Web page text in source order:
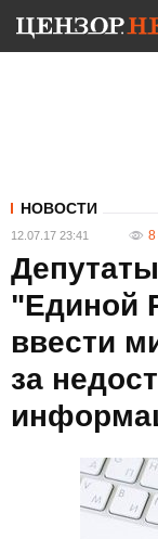
НОВОСТИ
12.07.17 23:41 8
"Единой
ввести
за